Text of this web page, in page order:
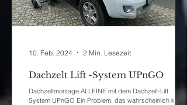
Dachzelt Lift -System UPnGO
Dachzeltmontage ALLEINE mit dem Dachzelt-Lift
System UPnGO Ein Problem, das wahrscheinlich keine
10. Feb. 2024 2 Min. Lesezeit